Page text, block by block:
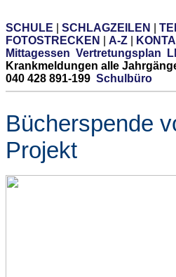
SCHULE SCHLAGZEILEN
FOTOSTRECKEN
A-Z
Mittagessen Vertretungsplan
Krankmeldungen alle
040 428 891-199 Schulbüro
Bücherspende
Projekt